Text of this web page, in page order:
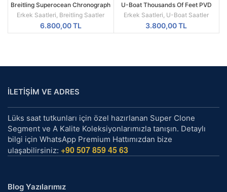
Breitling Superocean Chronograph
Mavi Besel Kadran Replika Erkek
Kol Saati
Erkek Saatleri Breitling Saatler
6.800,00TL
U-Boat Thousands Of Feet PVD
Kasa Replika Erkek Kol Saati
Erkek Saatleri U-Boat Saatler
3.800,00TL
İLETİŞİM VE ADRES
Lüks saat tutkunları için özel hazırlanan Super Clone
Segment ve A Kalite Koleksiyonlarımızla tanışın. Detaylı
bilgi için WhatsApp Premium Hattımızdan bize
ulaşabilirsiniz: +90 507 859 45 63
Blog Yazılarımız